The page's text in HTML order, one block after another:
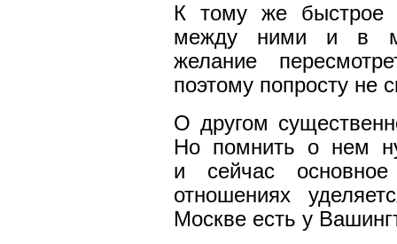
К тому же быстрое
между ними и в
желание
поэтому попросту не
О другом
Но помнить о нем
и сейчас
отношениях
Москве есть у